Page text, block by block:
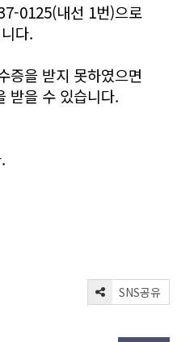
0125(내선 1번)으로
다.
증을 받지 못하였으면
받을 수 있습니다.
SNS공유